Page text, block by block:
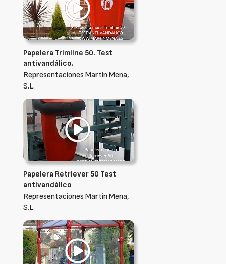
Papelera Trimline 50. Test
antivandálico.
Representaciones Martín Mena,
S.L.
Papelera Retriever 50 Test
antivandálico
Representaciones Martín Mena,
S.L.